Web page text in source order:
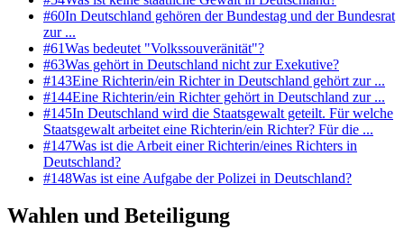
#60In Deutschland gehören der Bundestag und der Bundesrat
zur ...
#61Was bedeutet "Volkssouveränität"?
#63Was gehört in Deutschland nicht zur Exekutive?
#143Eine Richterin/ein Richter in Deutschland gehört zur ...
#144Eine Richterin/ein Richter gehört in Deutschland zur ...
#145In Deutschland wird die Staatsgewalt geteilt. Für welche
Staatsgewalt arbeitet eine Richterin/ein Richter? Für die ...
#147Was ist die Arbeit einer Richterin/eines Richters in
Deutschland?
#148Was ist eine Aufgabe der Polizei in Deutschland?
Wahlen und Beteiligung